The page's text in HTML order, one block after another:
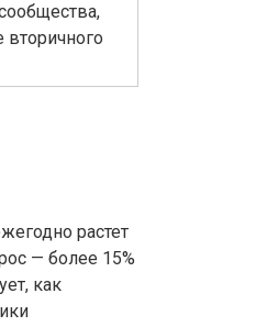
вторичного
растет
— более 15%
как